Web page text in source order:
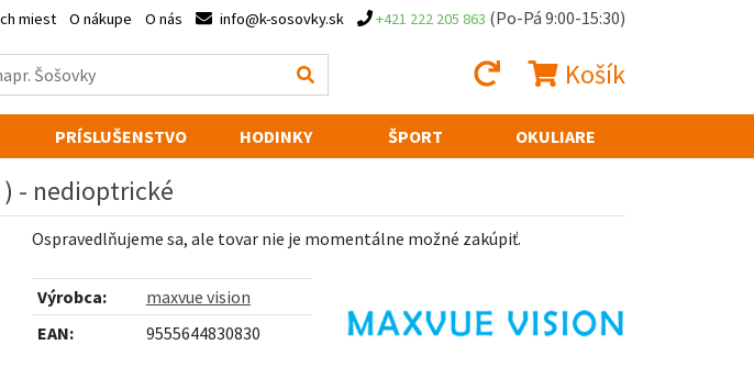
miest O nákupe O nás info@k-sosovky.sk +421 222 205 863 (Po-Pá 9:00-15:30)
Košík
PRÍSLUŠENSTVO HODINKY ŠPORT OKULIARE
) - nedioptrické
Ospravedlňujeme sa, ale tovar nie je momentálne možné zakúpiť.
Výrobca:
maxvue vision
EAN:
9555644830830